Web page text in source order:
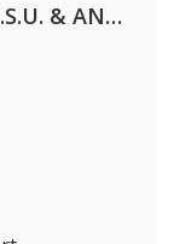
Lustrum U.V.S.V/N.V.V.S.U. & ANNO ONS & Jopke van Dobbenburgh & Roeland Beelen